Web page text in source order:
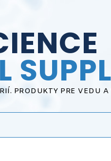
PRODUKTY PRE VEDU A